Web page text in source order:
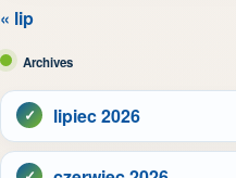
« lip
Archives
lipiec 2026